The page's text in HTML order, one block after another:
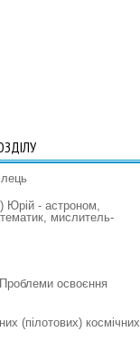
Юрій - астроном,
мислитель-
освоєння
(пілотових) космічних